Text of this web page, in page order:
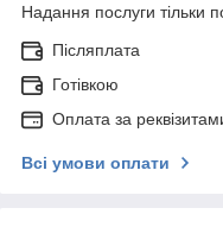
Надання послуги тільки
Післяплата
Готівкою
Оплата за
Всі умови оплати